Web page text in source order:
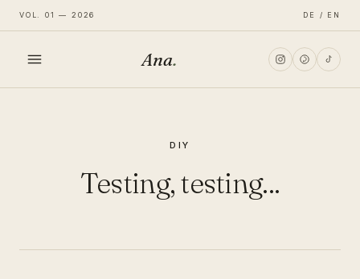
VOL. 01 — 2026 DE / EN
Ana.
DIY
Testing, testing...